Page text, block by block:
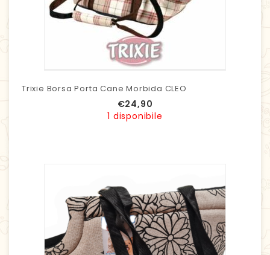
Trixie Borsa Porta Cane Morbida CLEO
€24,90
1 disponibile